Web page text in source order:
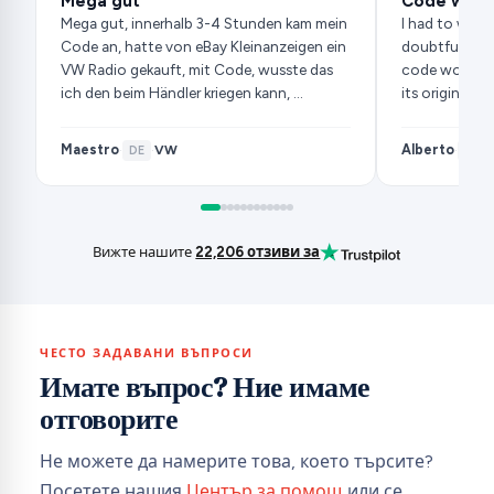
Mega gut, innerhalb 3-4 Stunden kam mein
Code an, hatte von eBay Kleinanzeigen ein
VW Radio gekauft, mit Code, wusste das
ich den beim Händler kriegen kann, …
Maestro· DE ·VW
I had to wait
doubtful, but
code works,
its original
Alberto·
Вижте нашите22,206 отзиви за
ЧЕСТО ЗАДАВАНИ ВЪПРОСИ
Имате въпрос? Ние имаме
отговорите
Не можете да намерите това, което търсите?